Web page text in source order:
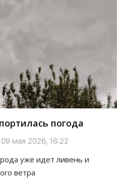
погода
09 мая 2026, 16:22
уже идет ливень и
ветра